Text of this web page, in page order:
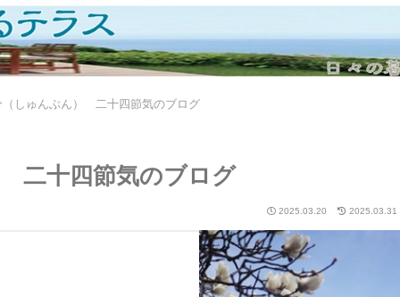
（しゅんぶん） 二十四節気のブログ
二十四節気のブログ
2025.03.20 2025.03.31